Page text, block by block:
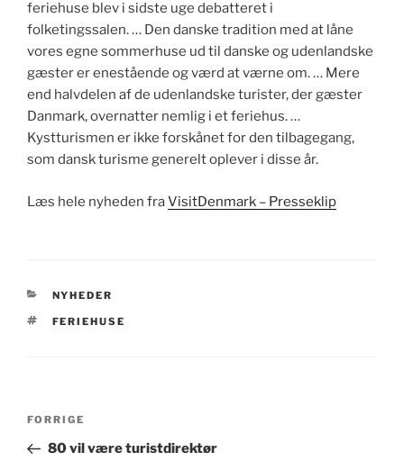
feriehuse blev i sidste uge debatteret i
folketingssalen. … Den danske tradition med at låne
vores egne sommerhuse ud til danske og udenlandske
gæster er enestående og værd at værne om. … Mere
end halvdelen af de udenlandske turister, der gæster
Danmark, overnatter nemlig i et feriehus. …
Kystturismen er ikke forskånet for den tilbagegang,
som dansk turisme generelt oplever i disse år.
Læs hele nyheden fraVisitDenmark – Presseklip
KATEGORIER
NYHEDER
TAGS
FERIEHUSE
Indlægsnavigation
Forrige
indlæg
FORRIGE
80 vil være turistdirektør